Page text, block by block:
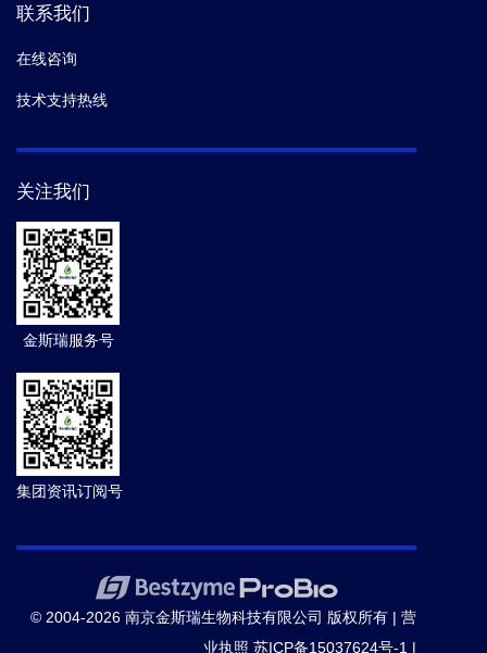
联系我们
在线咨询
技术支持热线
关注我们
金斯瑞服务号
集团资讯订阅号
© 2004-2026 南京金斯瑞生物科技有限公司 版权所有 | 营
业执照 苏ICP备15037624号-1 |